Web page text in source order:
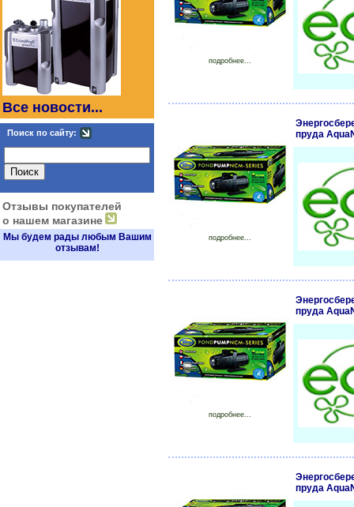
Все новости...
Поиск по сайту:
Отзывы покупателей
о нашем магазине
Мы будем рады любым Вашим
отзывам!
подробнее...
подробнее...
пруда
подробнее...
пруда
пруда